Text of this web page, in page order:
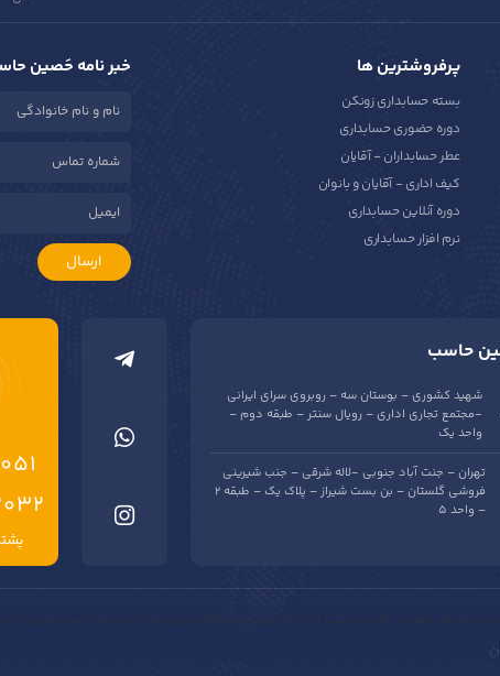
پرفروشترین ها
بسته حسابداری زونکن
دوره حضوری حسابداری
عطر حسابداران - آقایان
کیف اداری - آقایان و بانوان
دوره آنلاین حسابداری
نرم افزار حسابداری
خبر نامه حَصین
ارسال
حاسب
شهید کشوری – بوستان سه – روبروی سرای ایرانی
-مجتمع تجاری اداری – رویال سنتر – طبقه دوم –
واحد یک
تهران – جنت آباد جنوبی -لاله شرقی – جنب شیرینی
فروشی گلستان – بن بست شیراز – پلاک یک – طبقه 2
– واحد 5